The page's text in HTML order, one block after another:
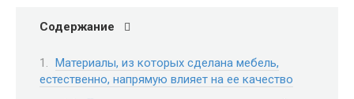
Содержание
Материалы, из которых сделана мебель,
естественно, напрямую влияет на ее качество